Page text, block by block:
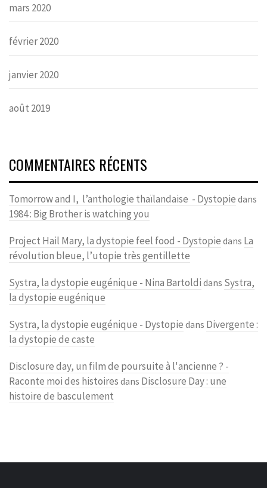
mars 2020
février 2020
janvier 2020
août 2019
COMMENTAIRES RÉCENTS
Tomorrow and I, l’anthologie thaïlandaise - Dystopie dans
1984 : Big Brother is watching you
Project Hail Mary, la dystopie feel food - Dystopie dans La
révolution bleue, l’utopie très gentillette
Systra, la dystopie eugénique - Nina Bartoldi dans Systra,
la dystopie eugénique
Systra, la dystopie eugénique - Dystopie dans Divergente :
la dystopie de caste
Disclosure day, un film de poursuite à l'ancienne ? -
Raconte moi des histoires dans Disclosure Day : une
histoire de basculement